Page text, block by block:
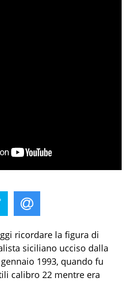
ricordare la figura di
siciliano ucciso dalla
1993, quando fu
calibro 22 mentre era